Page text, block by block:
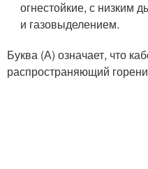
огнестойкие, с низким
и газовыделением.
Буква (А) означает, что
распространяющий